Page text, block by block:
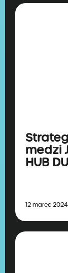
medzi
HUB
12 marec 2024